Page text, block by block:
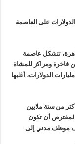
على العاصمة
وسط القاهرة، تتشكل عاصمة
فاخرة ومراكز للمشاة
الدولارات، أغلبها
من ستة ملايين
ميلاً مربعاً، من المفترض أن تكون
وتخطط الحكومة للبدء بنقل 40 ألف موظف مدني إلى